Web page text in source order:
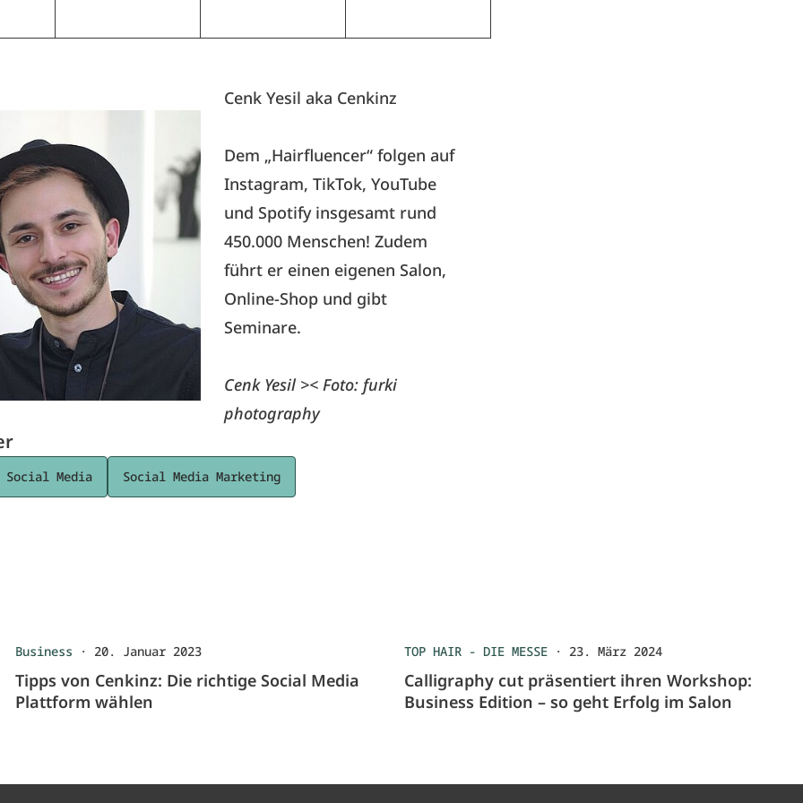
Cenk Yesil aka Cenkinz
Dem „Hairfluencer“ folgen auf
Instagram, TikTok, YouTube
und Spotify insgesamt rund
450.000 Menschen! Zudem
führt er einen eigenen Salon,
Online-Shop und gibt
Seminare.
Cenk Yesil >< Foto: furki
photography
Social Media Social Media Marketing
Business · 20. Januar 2023
Tipps von Cenkinz: Die richtige Social Media
Plattform wählen
TOP HAIR - DIE MESSE· 23. März 2024
Calligraphy cut präsentiert ihren Workshop:
Business Edition – so geht Erfolg im Salon